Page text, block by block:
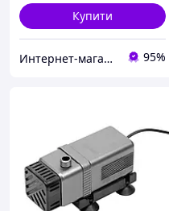
Купити
Интернет-магазин Zhuk 95%